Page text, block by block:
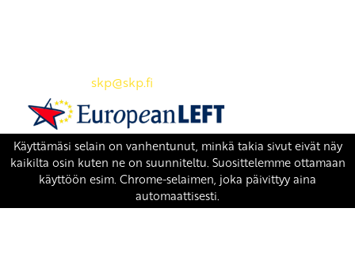
skp@skp.fi
SKP on Euroopan Vasemmistopuolueen jäsen.
european-left.org
european-left.org/manifesto/